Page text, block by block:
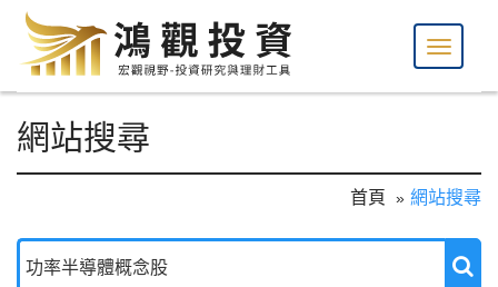
網站搜尋
首頁 網站搜尋